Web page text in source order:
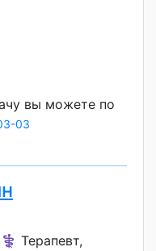
вы можете по
03
⚕️ Терапевт,